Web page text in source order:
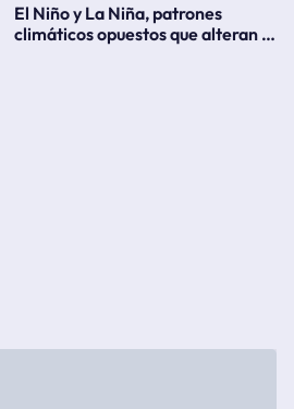
El Niño y La Niña, patrones
climáticos opuestos que alteran la